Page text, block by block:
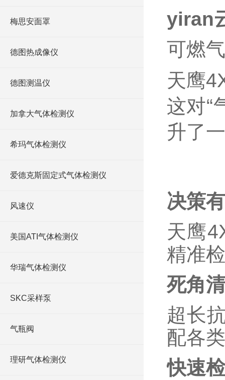
梅思安面罩
德图热成像仪
德图测温仪
加拿大气体检测仪
希玛气体检测仪
爱德克斯固定式气体检测仪
风速仪
美国ATI气体检测仪
华瑞气体检测仪
SKC采样泵
气瓶阀
理研气体检测仪
yiran
可燃
天鹰
这对“
升了
决策
天鹰
精准
死角
超长
配各
快速